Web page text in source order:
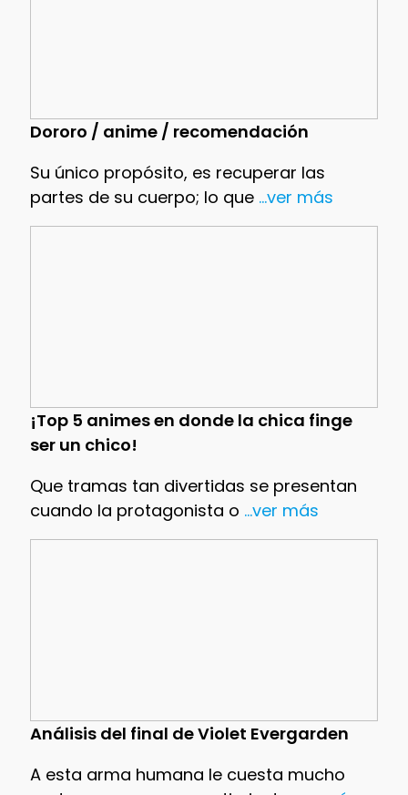
Dororo / anime / recomendación
Su único propósito, es recuperar las
partes de su cuerpo; lo que...ver más
¡Top 5 animes en donde la chica finge
ser un chico!
Que tramas tan divertidas se presentan
cuando la protagonista o ...ver más
Análisis del final de Violet Evergarden
A esta arma humana le cuesta mucho